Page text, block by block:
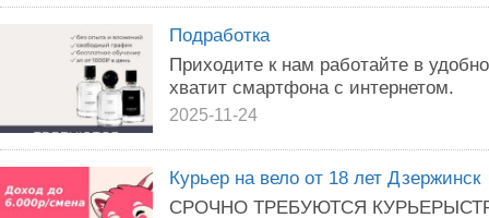
Подработка
Приходите к нам работайте в
хватит смартфона с интернетом.
2025-11-24
Курьер на вело от 18 лет Дзержинск
СРОЧНО ТРЕБУЮТСЯ